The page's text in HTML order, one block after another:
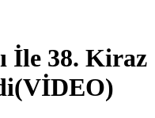
İle 38. Kiraz